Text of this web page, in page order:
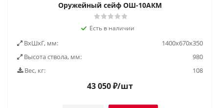
Оружейный сейф ОШ-10АКМ
Есть в наличии
ВxШxГ, мм:
1400х670х350
Высота ствола, мм:
980
Вес, кг:
108
43 050₽/шт